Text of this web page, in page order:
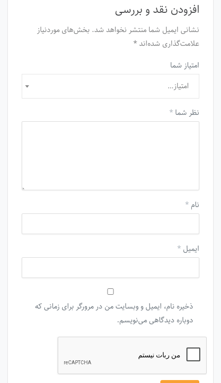
افزودن نقد و بررسی
نشانی ایمیل شما منتشر نخواهد شد. بخش‌های موردنیاز
علامت‌گذاری شده‌اند*
امتیاز شما
امتیاز…
نظر شما*
نام*
ایمیل*
ذخیره نام، ایمیل و وبسایت من در مرورگر برای زمانی که
دوباره دیدگاهی می‌نویسم.